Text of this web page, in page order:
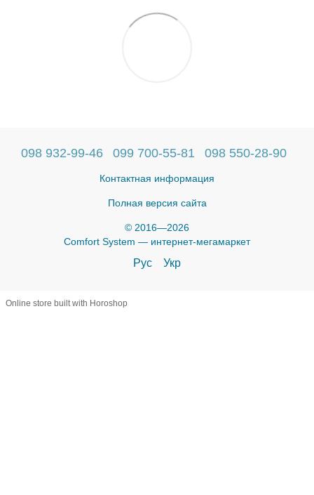
098 932-99-46 099 700-55-81 098 550-28-90
Контактная информация
Полная версия сайта
© 2016—2026
Comfort System — интернет-мегамаркет
Рус Укр
Online store built with Horoshop